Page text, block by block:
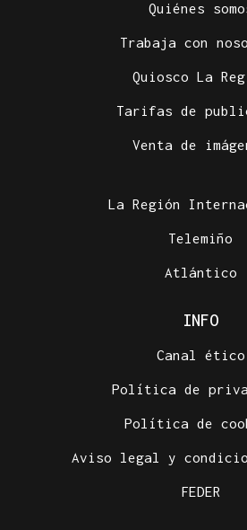
Quiénes
Trabaja con
Quiosco La
Tarifas de
Venta de
La Región
Telemiño
Atlántico
INFO
Canal ético
Política de
Política de
Aviso legal y
FEDER